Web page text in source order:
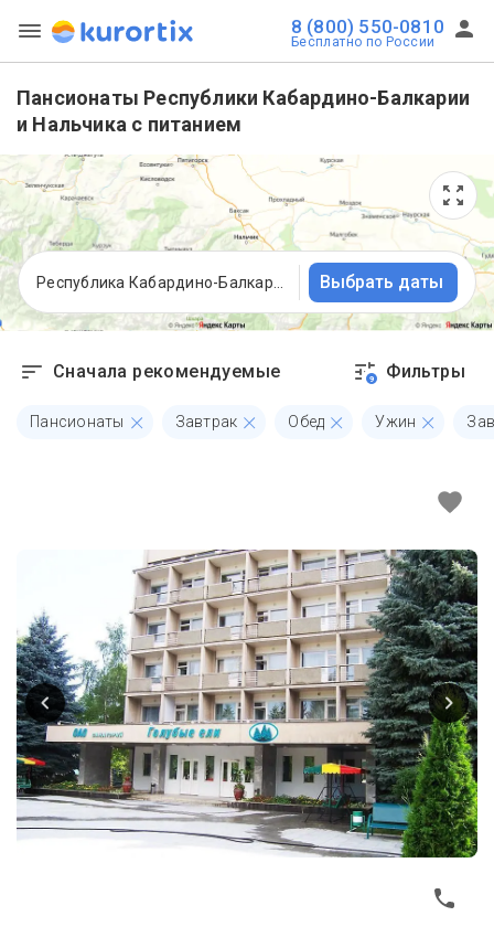
8 (800) 550-0810
Бесплатно по России
Пансионаты Республики Кабардино-Балкарии
и Нальчика с питанием
Выбрать даты
Сначала рекомендуемые 9 Фильтры
Пансионаты Завтрак Обед Ужин